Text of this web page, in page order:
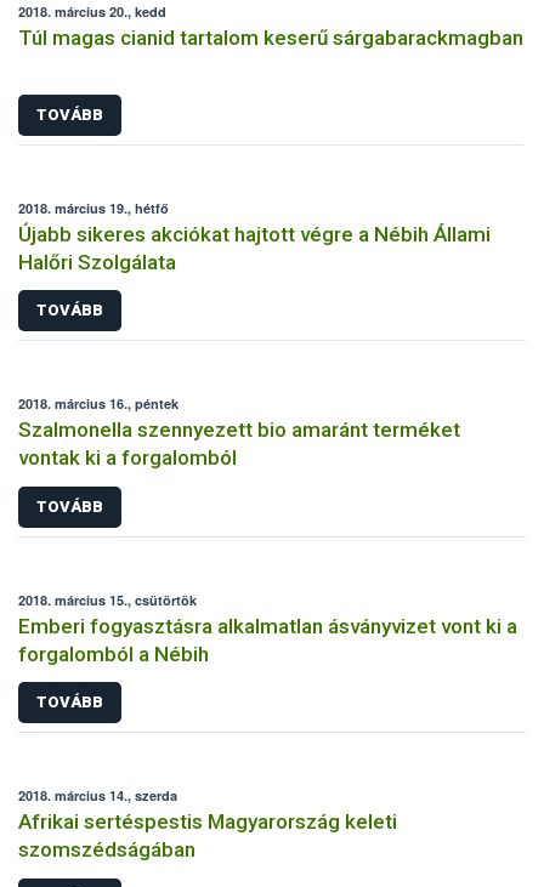
2018. március 20., kedd
Túl magas cianid tartalom keserű sárgabarackmagban
TOVÁBB
2018. március 19., hétfő
Újabb sikeres akciókat hajtott végre a Nébih Állami
Halőri Szolgálata
TOVÁBB
2018. március 16., péntek
Szalmonella szennyezett bio amaránt terméket
vontak ki a forgalomból
TOVÁBB
2018. március 15., csütörtök
Emberi fogyasztásra alkalmatlan ásványvizet vont ki a
forgalomból a Nébih
TOVÁBB
2018. március 14., szerda
Afrikai sertéspestis Magyarország keleti
szomszédságában